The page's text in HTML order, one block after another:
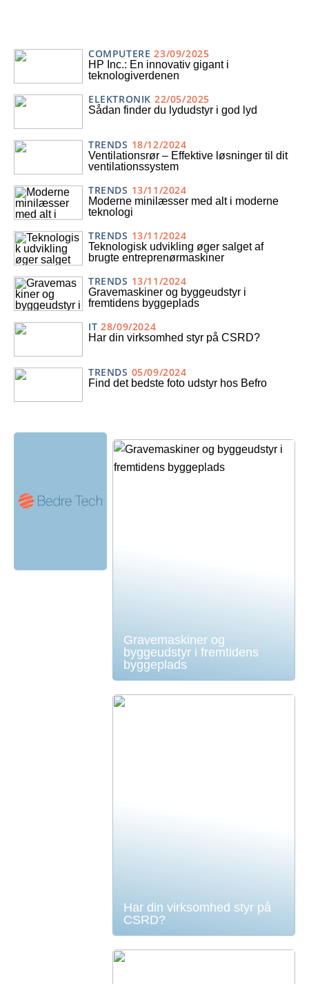
COMPUTERE 23/09/2025
HP Inc.: En innovativ gigant i
teknologiverdenen
ELEKTRONIK 22/05/2025
Sådan finder du lydudstyr i god lyd
TRENDS 18/12/2024
Ventilationsrør – Effektive løsninger til dit
ventilationssystem
TRENDS 13/11/2024
Moderne minilæsser med alt i moderne
teknologi
TRENDS 13/11/2024
Teknologisk udvikling øger salget af
brugte entreprenørmaskiner
TRENDS 13/11/2024
Gravemaskiner og byggeudstyr i
fremtidens byggeplads
IT 28/09/2024
Har din virksomhed styr på CSRD?
TRENDS 05/09/2024
Find det bedste foto udstyr hos Befro
Gravemaskiner og
byggeudstyr i fremtidens
byggeplads
Har din virksomhed styr på
CSRD?